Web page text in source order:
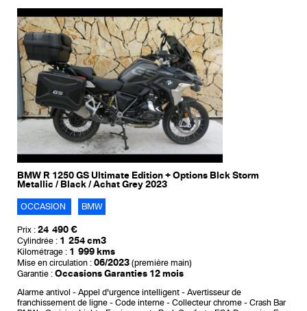
BMW R 1250 GS Ultimate Edition + Options Blck Storm
Metallic / Black / Achat Grey 2023
OCCASION BMW
Prix : 24 490 €
Cylindrée : 1 254 cm3
Kilométrage : 1 999 kms
Mise en circulation : 06/2023 (première main)
Garantie : Occasions Garanties 12 mois
Alarme antivol Appel d'urgence intelligent
Avertisseur de
franchissement de ligne
Code interne Collecteur chrome
Crash Bar